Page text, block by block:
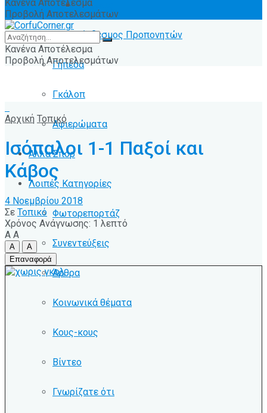
Ειδήσεις
Σύνδεσμος Προπονητών
Γήπεδα
Γκάλοπ
Αφιερώματα
Άλλα Σπόρ
Λοιπές Κατηγορίες
Φωτορεπορτάζ
Συνεντεύξεις
Άρθρα
Κοινωνικά θέματα
Κους-κους
Βίντεο
Γνωρίζατε ότι
Κανένα Αποτέλεσμα
Προβολή Αποτελεσμάτων
Κανένα Αποτέλεσμα
Προβολή Αποτελεσμάτων
Αρχική Τοπικό
Ισόπαλοι 1-1 Παξοί και
Κάβος
4 Νοεμβρίου 2018
Σε Τοπικό
Χρόνος Ανάγνωσης: 1 λεπτό
A A
A
A
Επαναφορά